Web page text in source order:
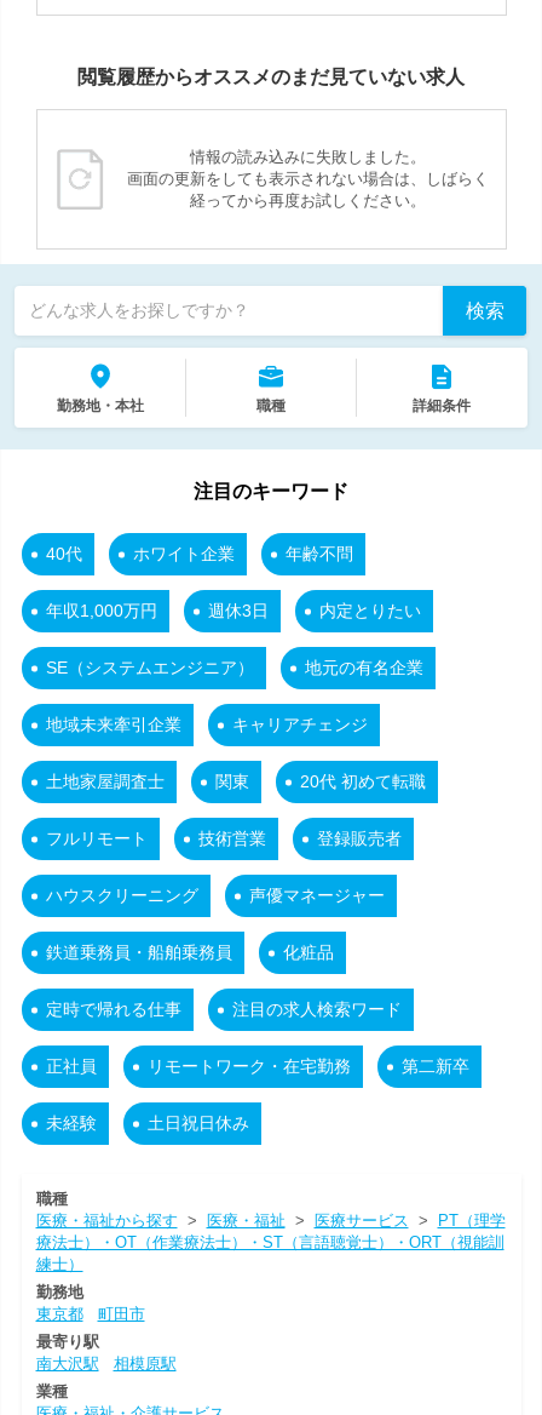
閲覧履歴からオススメのまだ見ていない求人
情報の読み込みに失敗しました。
画面の更新をしても表示されない場合は、しばらく
経ってから再度お試しください。
どんな求人をお探しですか？ 検索
勤務地・本社 職種 詳細条件
注目のキーワード
40代 ホワイト企業 年齢不問
年収1,000万円 週休3日 内定とりたい
SE（システムエンジニア） 地元の有名企業
地域未来牽引企業 キャリアチェンジ
土地家屋調査士 関東 20代 初めて転職
フルリモート 技術営業 登録販売者
ハウスクリーニング 声優マネージャー
鉄道乗務員・船舶乗務員 化粧品
定時で帰れる仕事 注目の求人検索ワード
正社員 リモートワーク・在宅勤務 第二新卒
未経験 土日祝日休み
職種
医療・福祉から探す > 医療・福祉 > 医療サービス >
PT（理学
療法士）・OT（作業療法士）・ST（言語聴覚士）・ORT（視能訓
練士）
勤務地
東京都
町田市
最寄り駅
南大沢駅
相模原駅
業種